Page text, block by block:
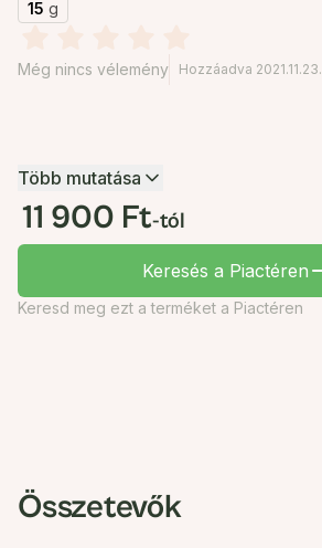
15 g
Még nincs vélemény Hozzáadva 2021.11.23.
Több mutatása
11 900 Ft-tól
Keresés a Piactéren
Keresd meg ezt a terméket a Piactéren
Összetevők